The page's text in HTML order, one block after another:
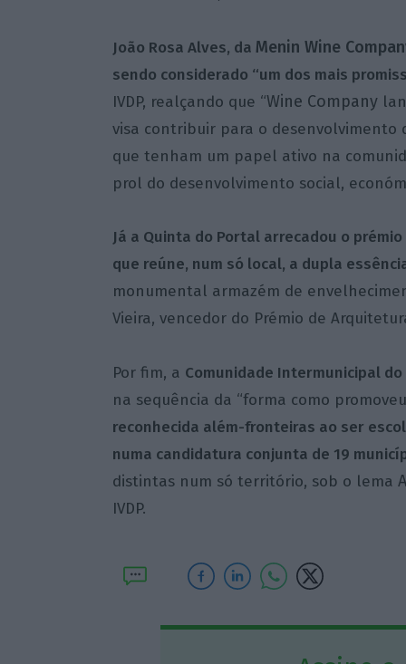
João Rosa Alves, da Menin Wine
sendo considerado “um dos mais
IVDP, realçando que “Wine Company
visa contribuir para o desenvolvimento
que tenham um papel ativo na
prol do desenvolvimento social,
Já a Quinta do Portal arrecadou o prémio
que reúne, num só local, a dupla
monumental armazém de
Vieira, vencedor do Prémio de
Por fim, a Comunidade Intermunicipal do
na sequência da “forma como
reconhecida além-fronteiras ao ser
numa candidatura conjunta de 19
distintas num só território, sob o lema
IVDP.